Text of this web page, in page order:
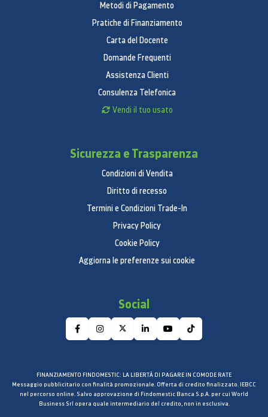
Metodi di Pagamento
Pratiche di Finanziamento
Carta del Docente
Domande Frequenti
Assistenza Clienti
Consulenza Telefonica
Vendi il tuo usato
Sicurezza e Trasparenza
Condizioni di Vendita
Diritto di recesso
Termini e Condizioni Trade-In
Privacy Policy
Cookie Policy
Aggiorna le preferenze sui cookie
Social
FINANZIAMENTO FINDOMESTIC: LA LIBERTÀ DI PAGARE IN COMODE RATE
Messaggio pubblicitario con finalità promozionale. Offerta di credito finalizzato. IEBCC
nel percorso online. Salvo approvazione di Findomestic Banca S.p.A. per cui World
Business Srl opera quale intermediario del credito, non in esclusiva.